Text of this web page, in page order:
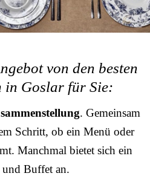
von den besten
in Goslar für Sie:
. Gemeinsam
Schritt, ob ein Menü oder
Manchmal bietet sich ein
Buffet an.